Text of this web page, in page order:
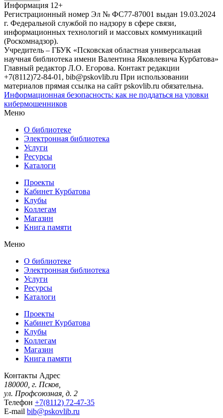
Информация 12+
Регистрационный номер Эл № ФС77-87001 выдан 19.03.2024
г. Федеральной службой по надзору в сфере связи,
информационных технологий и массовых коммуникаций
(Роскомнадзор).
Учредитель – ГБУК «Псковская областная универсальная
научная библиотека имени Валентина Яковлевича Курбатова»
Главный редактор Л.О. Егорова. Контакт редакции
+7(8112)72-84-01, bib@pskovlib.ru При использовании
материалов прямая ссылка на сайт pskovlib.ru обязательна.
Информационная безопасность: как не поддаться на уловки
кибермошенников
Меню
О библиотеке
Электронная библиотека
Услуги
Ресурсы
Каталоги
Проекты
Кабинет Курбатова
Клубы
Коллегам
Магазин
Книга памяти
Меню
О библиотеке
Электронная библиотека
Услуги
Ресурсы
Каталоги
Проекты
Кабинет Курбатова
Клубы
Коллегам
Магазин
Книга памяти
Контакты Адрес
180000, г. Псков,
ул. Профсоюзная, д. 2
Телефон +7(8112) 72-47-35
E-mail bib@pskovlib.ru